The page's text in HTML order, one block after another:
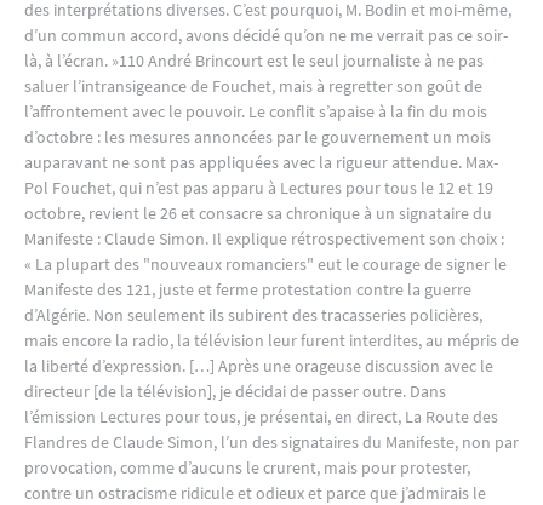
des interprétations diverses. C’est pourquoi, M. Bodin et moi-même,
d’un commun accord, avons décidé qu’on ne me verrait pas ce soir-
là, à l’écran. »110 André Brincourt est le seul journaliste à ne pas
saluer l’intransigeance de Fouchet, mais à regretter son goût de
l’affrontement avec le pouvoir. Le conflit s’apaise à la fin du mois
d’octobre : les mesures annoncées par le gouvernement un mois
auparavant ne sont pas appliquées avec la rigueur attendue. Max-
Pol Fouchet, qui n’est pas apparu à Lectures pour tous le 12 et 19
octobre, revient le 26 et consacre sa chronique à un signataire du
Manifeste : Claude Simon. Il explique rétrospectivement son choix :
« La plupart des "nouveaux romanciers" eut le courage de signer le
Manifeste des 121, juste et ferme protestation contre la guerre
d’Algérie. Non seulement ils subirent des tracasseries policières,
mais encore la radio, la télévision leur furent interdites, au mépris de
la liberté d’expression. […] Après une orageuse discussion avec le
directeur [de la télévision], je décidai de passer outre. Dans
l’émission Lectures pour tous, je présentai, en direct, La Route des
Flandres de Claude Simon, l’un des signataires du Manifeste, non par
provocation, comme d’aucuns le crurent, mais pour protester,
contre un ostracisme ridicule et odieux et parce que j’admirais le